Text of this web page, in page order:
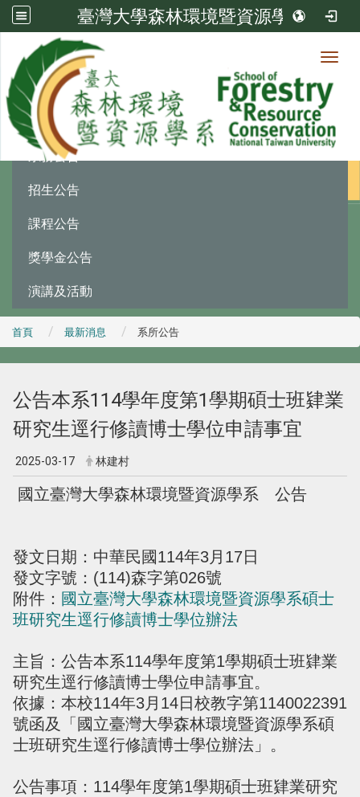
臺灣大學森林環境暨資源學系
最新消息
系務公告
招生公告
課程公告
獎學金公告
演講及活動
首頁 最新消息 系所公告
公告本系114學年度第1學期碩士班肄業
研究生逕行修讀博士學位申請事宜
2025-03-17 林建村
國立臺灣大學森林環境暨資源學系 公告
發文日期：中華民國114年3月17日
發文字號：(114)森字第026號
附件： 國立臺灣大學森林環境暨資源學系碩士
班研究生逕行修讀博士學位辦法
主旨：公告本系114學年度第1學期碩士班肄業
研究生逕行修讀博士學位申請事宜。
依據：本校114年3月14日校教字第1140022391
號函及「國立臺灣大學森林環境暨資源學系碩
士班研究生逕行修讀博士學位辦法」 。
公告事項：114學年度第1學期碩士班肄業研究